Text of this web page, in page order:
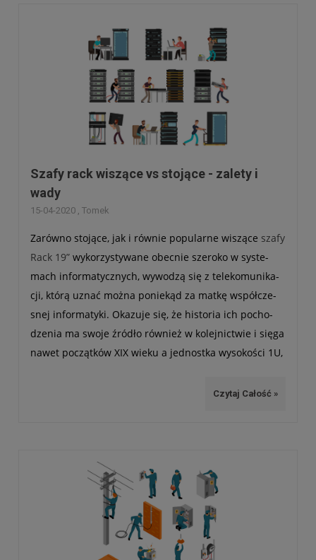
Szafy rack wiszące vs stojące - zalety i
wady
15-04-2020 , Tomek
Zarówno sto­jące, jak i rów­nie popu­larne wiszące szafy
Rack 19” wyko­rzy­sty­wane obec­nie sze­roko w sys­te­
mach infor­ma­tycz­nych, wywo­dzą się z tele­ko­mu­ni­ka­
cji, którą uznać można ponie­kąd za matkę współ­cze­
snej infor­ma­tyki. Oka­zuje się, że histo­ria ich pocho­
dze­nia ma swoje źró­dło rów­nież w kolej­nic­twie i sięga
nawet począt­ków XIX wieku a jed­nostka wyso­ko­ści 1U,
Czytaj Całość »